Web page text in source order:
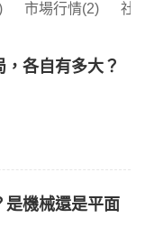
市場行情(2) 社
，各自有多大？
是機械還是平面